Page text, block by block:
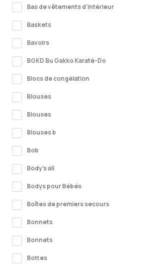
Bas de vêtements d'intérieur
Baskets
Bavoirs
BGKD Bu Gakko Karaté-Do
Blocs de congélation
Blouses
Blouses
Blouses b
Bob
Body's all
Bodys pour Bébés
Boîtes de premiers secours
Bonnets
Bonnets
Bottes